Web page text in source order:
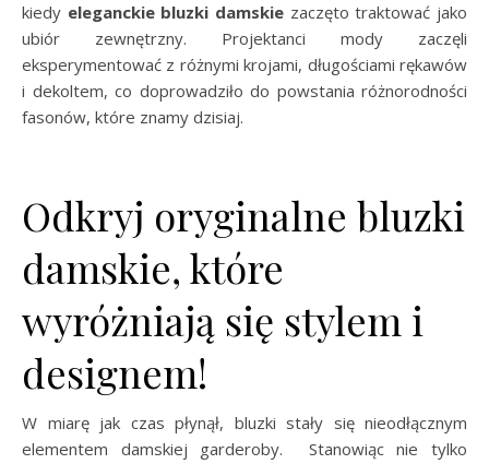
kiedy eleganckie bluzki damskie zaczęto traktować jako
ubiór zewnętrzny. Projektanci mody zaczęli
eksperymentować z różnymi krojami, długościami rękawów
i dekoltem, co doprowadziło do powstania różnorodności
fasonów, które znamy dzisiaj.
Odkryj oryginalne bluzki
damskie, które
wyróżniają się stylem i
designem!
W miarę jak czas płynął, bluzki stały się nieodłącznym
elementem damskiej garderoby. Stanowiąc nie tylko